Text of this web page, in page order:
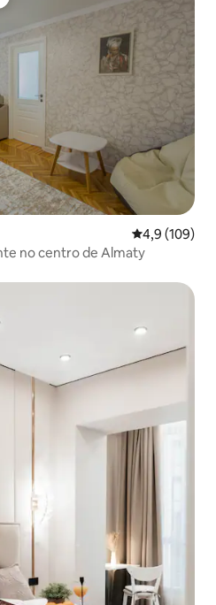
dos hóspedes
4,9 de uma
4,9 (109)
no centro de Almaty